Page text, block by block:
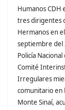
Humanos CDH
tres dirigentes
Hermanos en
septiembre del
Policía
Comité
Irregulares
comunitario en
Monte Sinaí,